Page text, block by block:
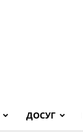
ДОСУГ